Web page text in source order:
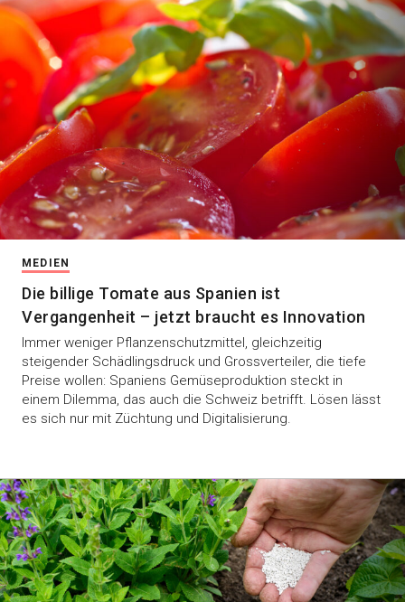
MEDIEN
Die billige Tomate aus Spanien ist
Vergangenheit – jetzt braucht es Innovation
Immer weniger Pflanzenschutzmittel, gleichzeitig
steigender Schädlingsdruck und Grossverteiler, die tiefe
Preise wollen: Spaniens Gemüseproduktion steckt in
einem Dilemma, das auch die Schweiz betrifft. Lösen lässt
es sich nur mit Züchtung und Digitalisierung.